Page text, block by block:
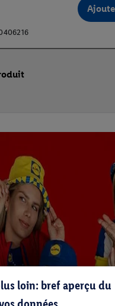
loin: bref aperçu du